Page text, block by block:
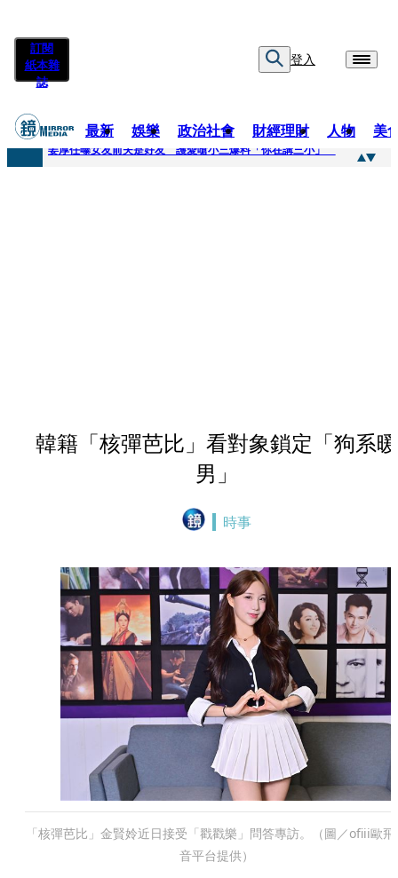
訂閱
紙本雜
誌
登入
最新 娛樂 政治社會 財經理財 人物 美
快訊
姜厚任曝女友前夫是好友 護愛嗆小三爆料「你在講三小」
韓籍「核彈芭比」看對象鎖定「狗系暖
男」
時事
「核彈芭比」金賢姈近日接受「戳戳樂」問答專訪。（圖／ofiii歐
音平台提供）